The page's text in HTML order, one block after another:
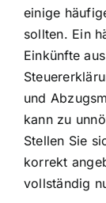
einige
sollten. Ein
Einkünfte
und
kann zu
Stellen Sie
korrekt
vollständig